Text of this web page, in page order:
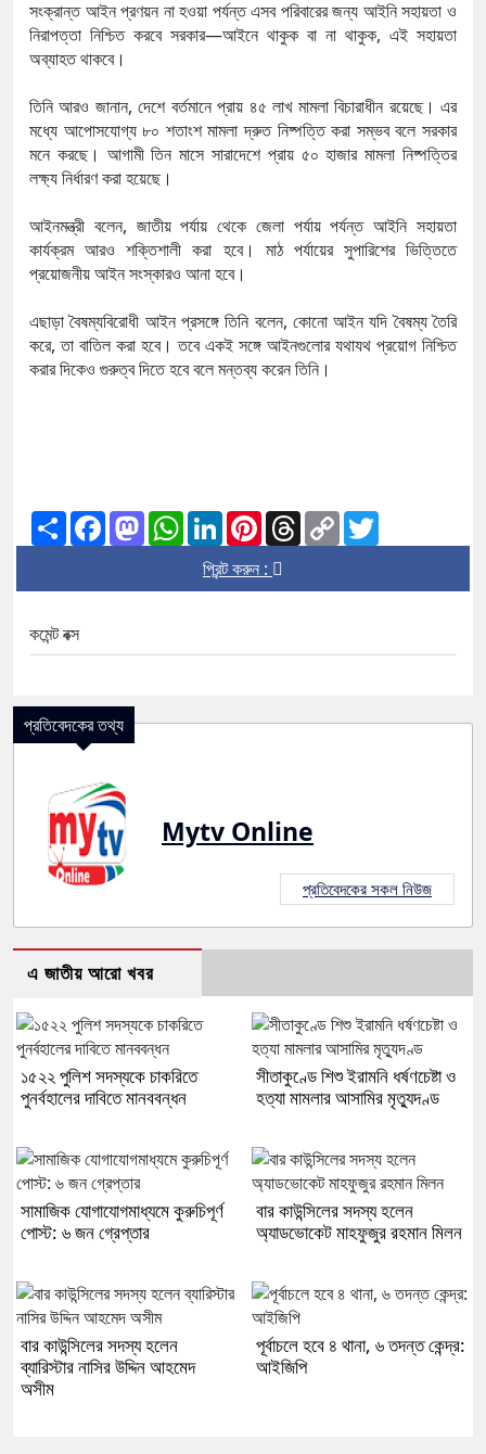
সংক্রান্ত আইন প্রণয়ন না হওয়া পর্যন্ত এসব পরিবারের জন্য আইনি সহায়তা ও
নিরাপত্তা নিশ্চিত করবে সরকার—আইনে থাকুক বা না থাকুক, এই সহায়তা
অব্যাহত থাকবে।
তিনি আরও জানান, দেশে বর্তমানে প্রায় ৪৫ লাখ মামলা বিচারাধীন রয়েছে। এর
মধ্যে আপোসযোগ্য ৮০ শতাংশ মামলা দ্রুত নিষ্পত্তি করা সম্ভব বলে সরকার
মনে করছে। আগামী তিন মাসে সারাদেশে প্রায় ৫০ হাজার মামলা নিষ্পত্তির
লক্ষ্য নির্ধারণ করা হয়েছে।
আইনমন্ত্রী বলেন, জাতীয় পর্যায় থেকে জেলা পর্যায় পর্যন্ত আইনি সহায়তা
কার্যক্রম আরও শক্তিশালী করা হবে। মাঠ পর্যায়ের সুপারিশের ভিত্তিতে
প্রয়োজনীয় আইন সংস্কারও আনা হবে।
এছাড়া বৈষম্যবিরোধী আইন প্রসঙ্গে তিনি বলেন, কোনো আইন যদি বৈষম্য তৈরি
করে, তা বাতিল করা হবে। তবে একই সঙ্গে আইনগুলোর যথাযথ প্রয়োগ নিশ্চিত
করার দিকেও গুরুত্ব দিতে হবে বলে মন্তব্য করেন তিনি।
ShareFacebookMastodonWhatsApp
LinkedInPinterestThreads
Copy
Link
প্রিন্ট করুন :
কমেন্ট বক্স
প্রতিবেদকের তথ্য
Mytv Online
প্রতিবেদকের সকল নিউজ
এ জাতীয় আরো খবর
১৫২২ পুলিশ সদস্যকে চাকরিতে
পুনর্বহালের দাবিতে মানববন্ধন
সীতাকুণ্ডে শিশু ইরামনি ধর্ষণচেষ্টা ও
হত্যা মামলার আসামির মৃত্যুদণ্ড
সামাজিক যোগাযোগমাধ্যমে কুরুচিপূর্ণ
পোস্ট: ৬ জন গ্রেপ্তার
বার কাউন্সিলের সদস্য হলেন
অ্যাডভোকেট মাহফুজুর রহমান মিলন
বার কাউন্সিলের সদস্য হলেন
ব্যারিস্টার নাসির উদ্দিন আহমেদ
অসীম
পূর্বাচলে হবে ৪ থানা, ৬ তদন্ত কেন্দ্র:
আইজিপি